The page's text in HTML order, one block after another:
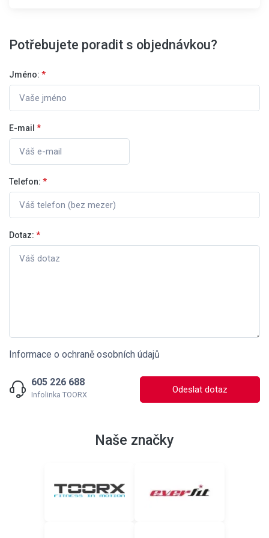
Potřebujete poradit s objednávkou?
Jméno: *
E-mail *
Telefon: *
Dotaz: *
Informace o ochraně osobních údajů
605 226 688
Infolinka TOORX Odeslat dotaz
Naše značky